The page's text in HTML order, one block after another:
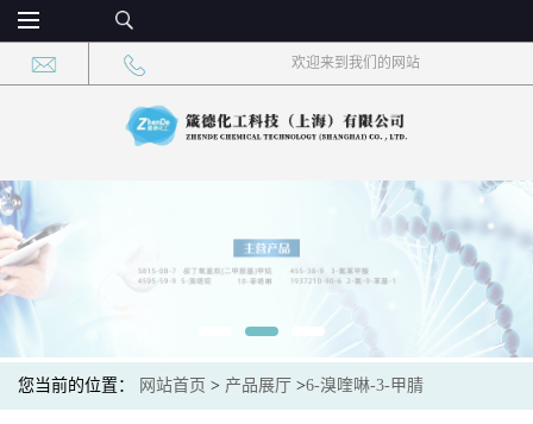
欢迎来到我们的网站
您当前的位置： 网站首页 > 产品展厅 >6-溴喹啉-3-甲腈